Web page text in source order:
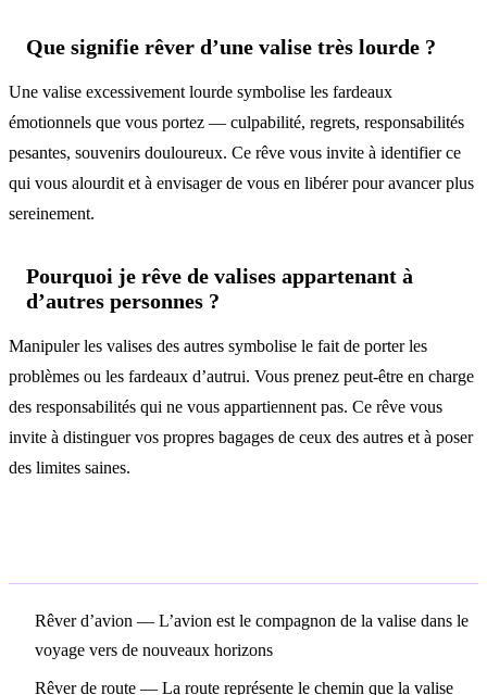
Que signifie rêver d’une valise très lourde ?
Une valise excessivement lourde symbolise les fardeaux
émotionnels que vous portez — culpabilité, regrets, responsabilités
pesantes, souvenirs douloureux. Ce rêve vous invite à identifier ce
qui vous alourdit et à envisager de vous en libérer pour avancer plus
sereinement.
Pourquoi je rêve de valises appartenant à
d’autres personnes ?
Manipuler les valises des autres symbolise le fait de porter les
problèmes ou les fardeaux d’autrui. Vous prenez peut-être en charge
des responsabilités qui ne vous appartiennent pas. Ce rêve vous
invite à distinguer vos propres bagages de ceux des autres et à poser
des limites saines.
Rêver d’avion — L’avion est le compagnon de la valise dans le
voyage vers de nouveaux horizons
Rêver de route — La route représente le chemin que la valise